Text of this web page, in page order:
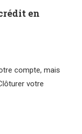
en
compte, mais
votre